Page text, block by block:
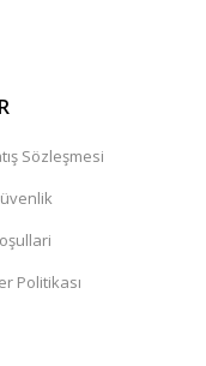
Sözleşmesi
Politikası